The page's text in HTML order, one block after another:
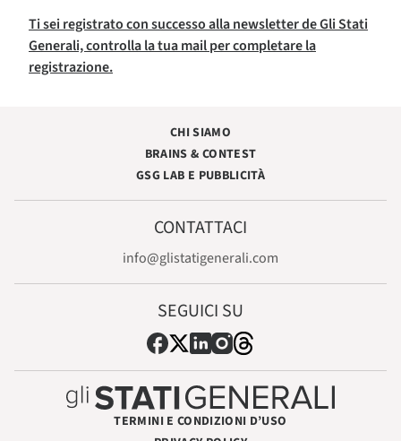
Ti sei registrato con successo alla newsletter de Gli Stati
Generali, controlla la tua mail per completare la
registrazione.
CHI SIAMO
BRAINS & CONTEST
GSG LAB E PUBBLICITÀ
CONTATTACI
info@glistatigenerali.com
SEGUICI SU
TERMINI E CONDIZIONI D’USO